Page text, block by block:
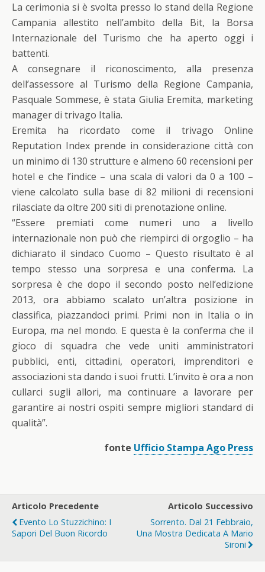
La cerimonia si è svolta presso lo stand della Regione
Campania allestito nell’ambito della Bit, la Borsa
Internazionale del Turismo che ha aperto oggi i
battenti.
A consegnare il riconoscimento, alla presenza
dell’assessore al Turismo della Regione Campania,
Pasquale Sommese, è stata Giulia Eremita, marketing
manager di trivago Italia.
Eremita ha ricordato come il trivago Online
Reputation Index prende in considerazione città con
un minimo di 130 strutture e almeno 60 recensioni per
hotel e che l’indice – una scala di valori da 0 a 100 –
viene calcolato sulla base di 82 milioni di recensioni
rilasciate da oltre 200 siti di prenotazione online.
“Essere premiati come numeri uno a livello
internazionale non può che riempirci di orgoglio – ha
dichiarato il sindaco Cuomo – Questo risultato è al
tempo stesso una sorpresa e una conferma. La
sorpresa è che dopo il secondo posto nell’edizione
2013, ora abbiamo scalato un’altra posizione in
classifica, piazzandoci primi. Primi non in Italia o in
Europa, ma nel mondo. E questa è la conferma che il
gioco di squadra che vede uniti amministratori
pubblici, enti, cittadini, operatori, imprenditori e
associazioni sta dando i suoi frutti. L’invito è ora a non
cullarci sugli allori, ma continuare a lavorare per
garantire ai nostri ospiti sempre migliori standard di
qualità”.
fonte Ufficio Stampa Ago Press
Articolo Precedente
Evento Lo Stuzzichino: I
Sapori Del Buon Ricordo
Articolo Successivo
Sorrento. Dal 21 Febbraio,
Una Mostra Dedicata A Mario
Sironi